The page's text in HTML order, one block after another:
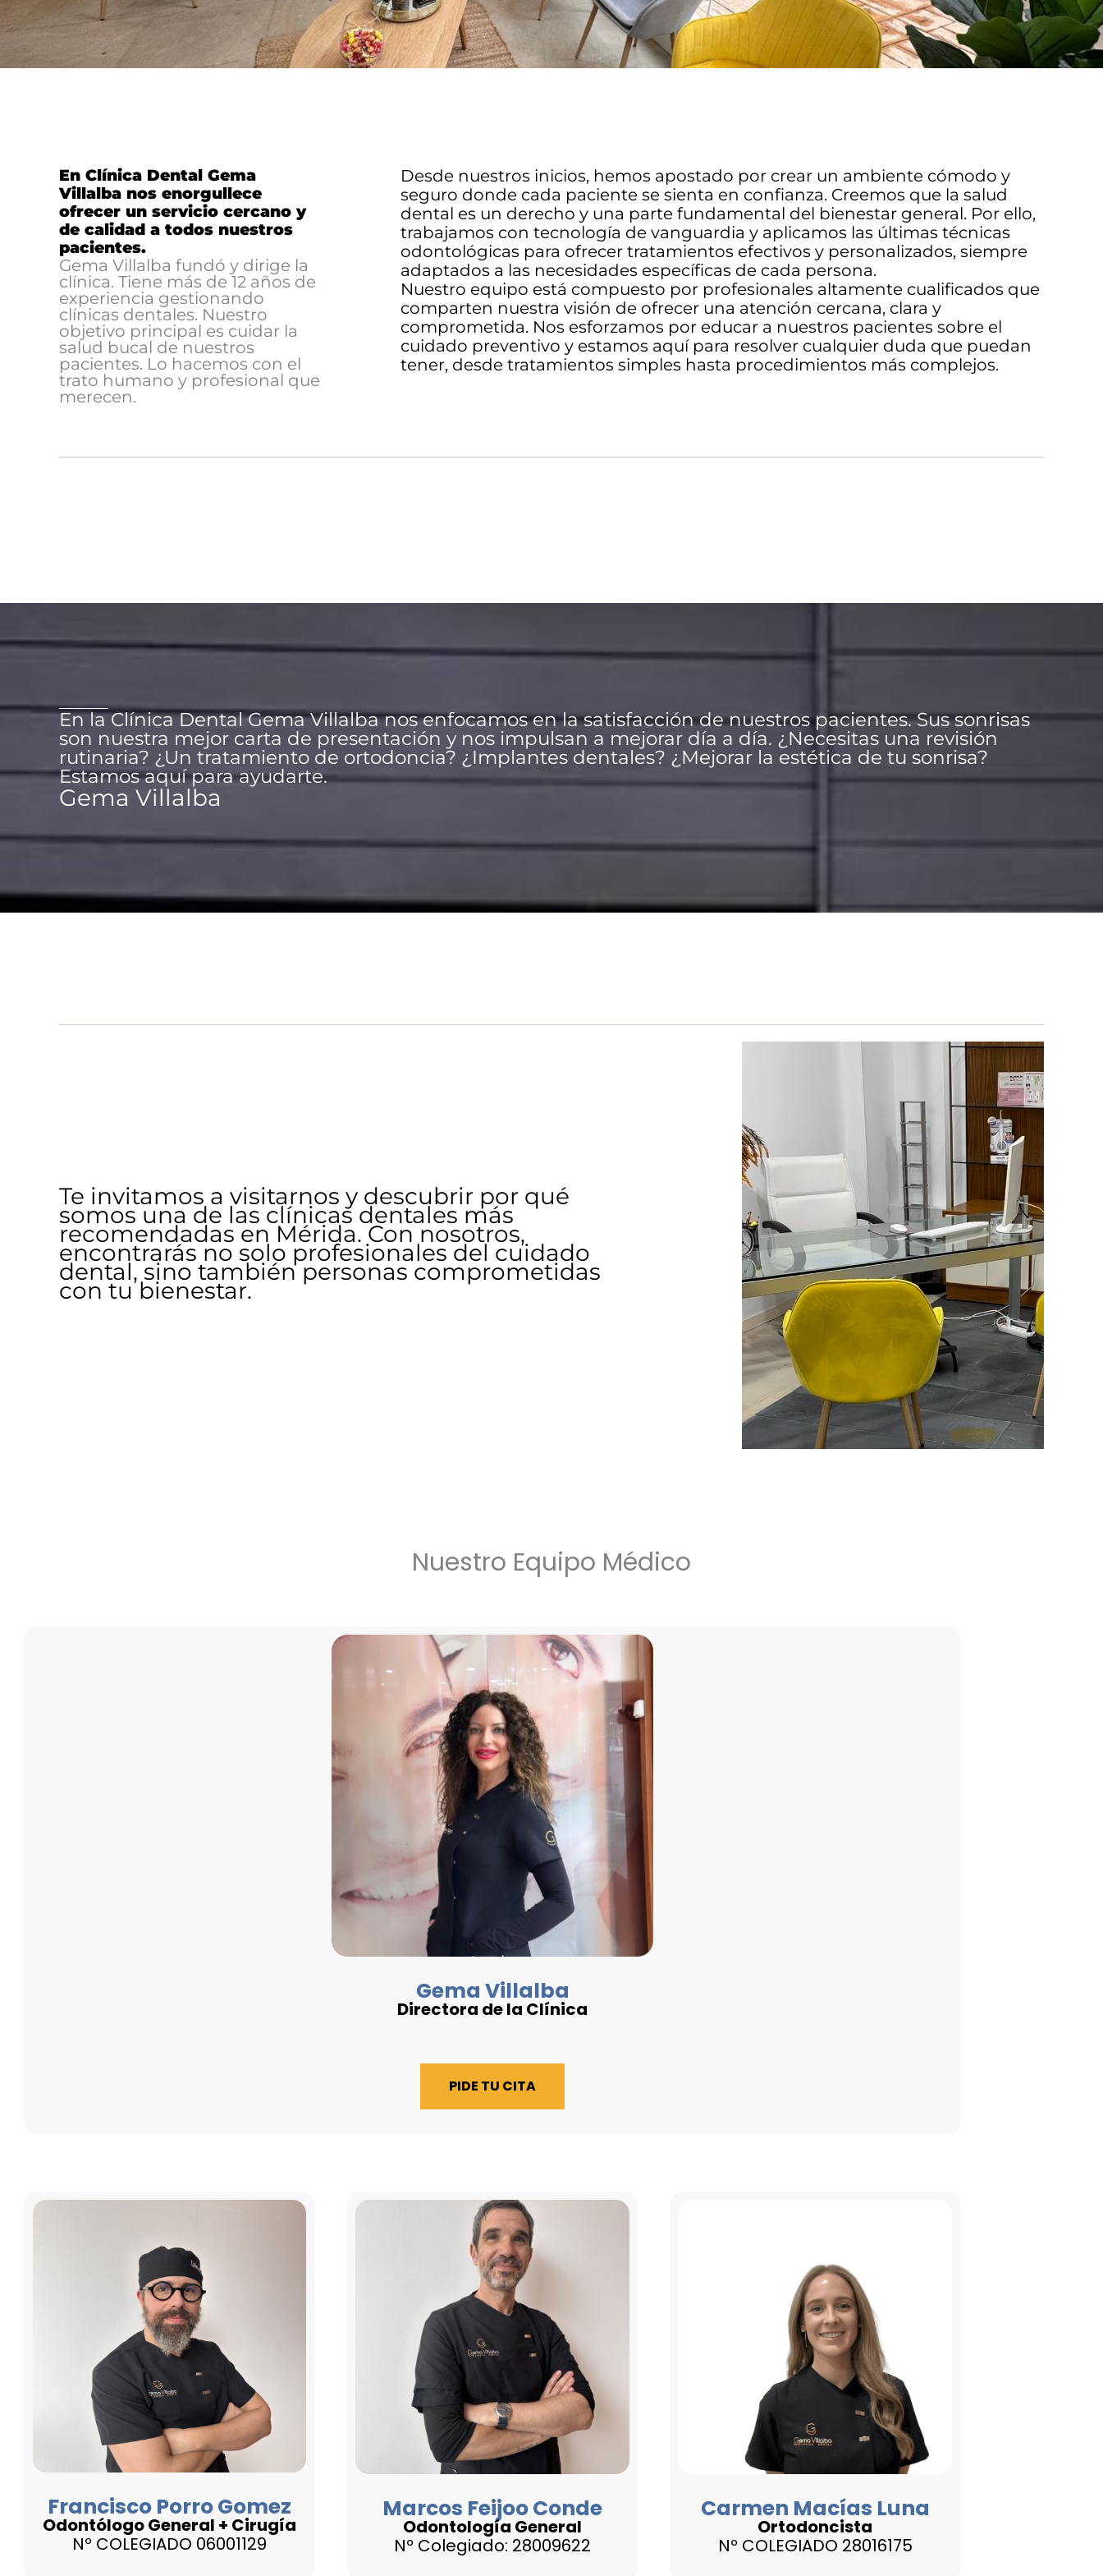
En Clínica Dental Gema
Villalba nos enorgullece
ofrecer un servicio cercano y
de calidad a todos nuestros
pacientes.
Gema Villalba fundó y dirige la
clínica. Tiene más de 12 años de
experiencia gestionando
clínicas dentales. Nuestro
objetivo principal es cuidar la
salud bucal de nuestros
pacientes. Lo hacemos con el
trato humano y profesional que
merecen.
Desde nuestros inicios, hemos apostado por crear un ambiente cómodo y
seguro donde cada paciente se sienta en confianza. Creemos que la salud
dental es un derecho y una parte fundamental del bienestar general. Por ello,
trabajamos con tecnología de vanguardia y aplicamos las últimas técnicas
odontológicas para ofrecer tratamientos efectivos y personalizados, siempre
adaptados a las necesidades específicas de cada persona.
Nuestro equipo está compuesto por profesionales altamente cualificados que
comparten nuestra visión de ofrecer una atención cercana, clara y
comprometida. Nos esforzamos por educar a nuestros pacientes sobre el
cuidado preventivo y estamos aquí para resolver cualquier duda que puedan
tener, desde tratamientos simples hasta procedimientos más complejos.
En la Clínica Dental Gema Villalba nos enfocamos en la satisfacción de nuestros pacientes. Sus sonrisas
son nuestra mejor carta de presentación y nos impulsan a mejorar día a día. ¿Necesitas una revisión
rutinaria? ¿Un tratamiento de ortodoncia? ¿Implantes dentales? ¿Mejorar la estética de tu sonrisa?
Estamos aquí para ayudarte.
Gema Villalba
Te invitamos a visitarnos y descubrir por qué
somos una de las clínicas dentales más
recomendadas en Mérida. Con nosotros,
encontrarás no solo profesionales del cuidado
dental, sino también personas comprometidas
con tu bienestar.
Nuestro Equipo Médico
Gema Villalba
Directora de la Clínica
PIDE TU CITA
Francisco Porro Gomez
Odontólogo General + Cirugía
Nº COLEGIADO 06001129
Marcos Feijoo Conde
Odontología General
Nº Colegiado: 28009622
Carmen Macías Luna
Ortodoncista
Nº COLEGIADO 28016175